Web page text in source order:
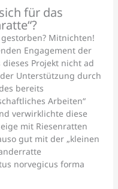
für das
Mitnichten!
Engagement der
Projekt nicht ad
Unterstützung durch
bereits
Arbeiten“
verwirklichte diese
mit Riesenratten
gut mit der „kleinen
norvegicus forma